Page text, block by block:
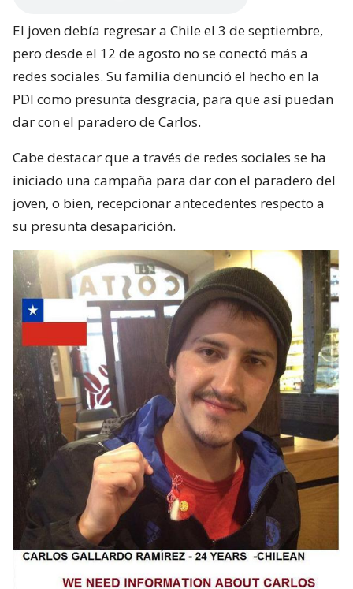
El joven debía regresar a Chile el 3 de septiembre,
pero desde el 12 de agosto no se conectó más a
redes sociales. Su familia denunció el hecho en la
PDI como presunta desgracia, para que así puedan
dar con el paradero de Carlos.
Cabe destacar que a través de redes sociales se ha
iniciado una campaña para dar con el paradero del
joven, o bien, recepcionar antecedentes respecto a
su presunta desaparición.